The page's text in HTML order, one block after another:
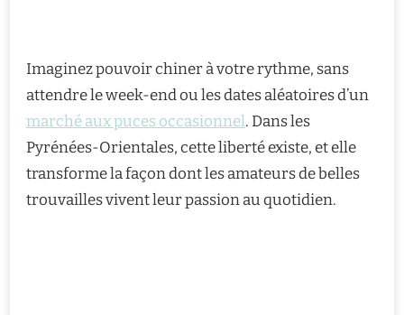
Imaginez pouvoir chiner à votre rythme, sans
attendre le week-end ou les dates aléatoires d’un
marché aux puces occasionnel. Dans les
Pyrénées-Orientales, cette liberté existe, et elle
transforme la façon dont les amateurs de belles
trouvailles vivent leur passion au quotidien.